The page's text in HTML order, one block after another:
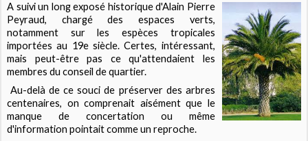
A suivi un long exposé historique d'Alain Pierre
Peyraud, chargé des espaces verts,
notamment sur les espèces tropicales
importées au 19e siècle. Certes, intéressant,
mais peut-être pas ce qu'attendaient les
membres du conseil de quartier.
Au-delà de ce souci de préserver des arbres
centenaires, on comprenait aisément que le
manque de concertation ou même
d'information pointait comme un reproche.